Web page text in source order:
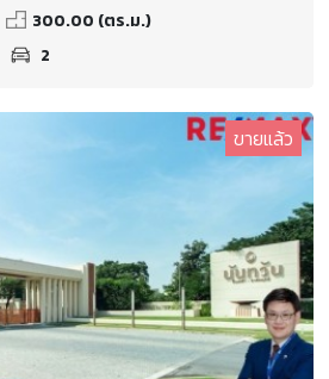
300.00 (ตร.ม.)
2
ขายแล้ว